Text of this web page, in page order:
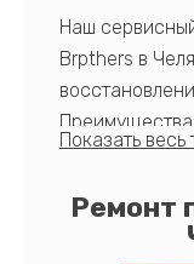
Ремонт
Наш
Brpthers в
опытную